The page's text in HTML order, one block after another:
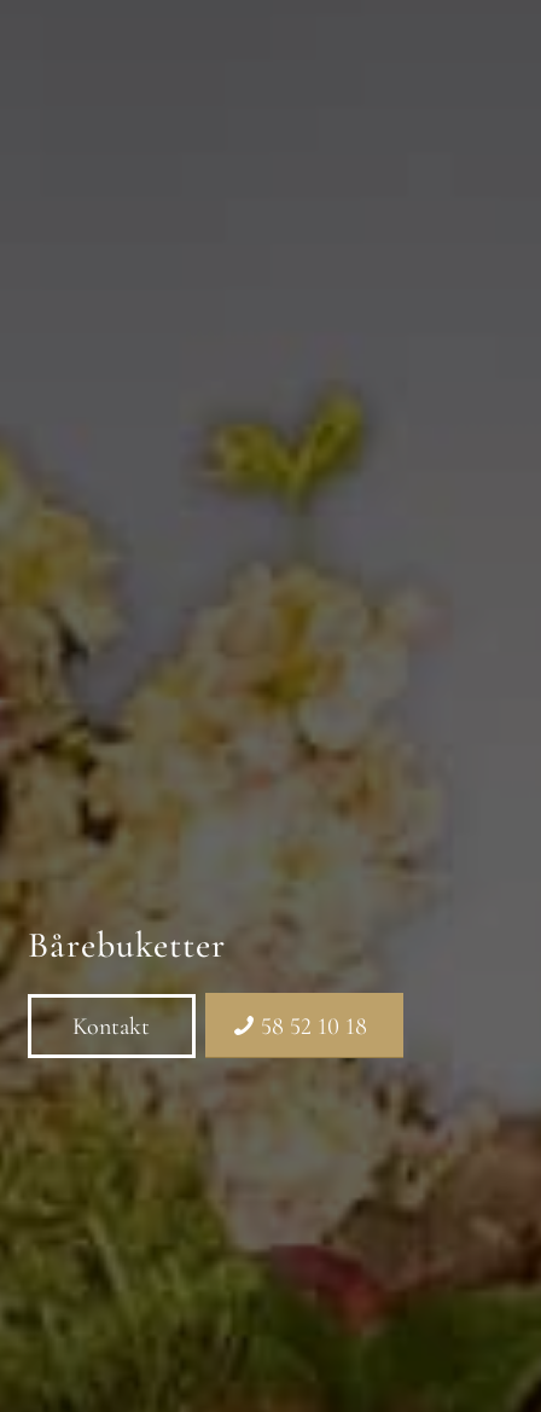
Bårebuketter
Kontakt 58 52 10 18